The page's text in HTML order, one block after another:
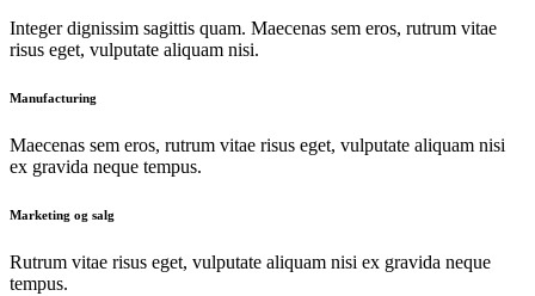
Integer dignissim sagittis quam. Maecenas sem eros, rutrum vitae
risus eget, vulputate aliquam nisi.
Manufacturing
Maecenas sem eros, rutrum vitae risus eget, vulputate aliquam nisi
ex gravida neque tempus.
Marketing og salg
Rutrum vitae risus eget, vulputate aliquam nisi ex gravida neque
tempus.